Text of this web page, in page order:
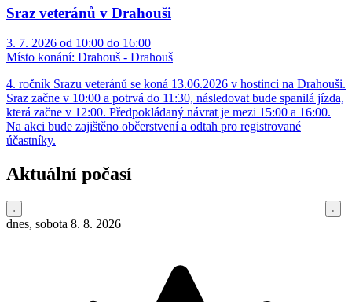
Sraz veteránů v Drahouši
3. 7. 2026 od 10:00 do 16:00
Místo konání: Drahouš - Drahouš
4. ročník Srazu veteránů se koná 13.06.2026 v hostinci na Drahouši.
Sraz začne v 10:00 a potrvá do 11:30, následovat bude spanilá jízda,
která začne v 12:00. Předpokládaný návrat je mezi 15:00 a 16:00.
Na akci bude zajištěno občerstvení a odtah pro registrované
účastníky.
Aktuální počasí
dnes, sobota 8. 8. 2026